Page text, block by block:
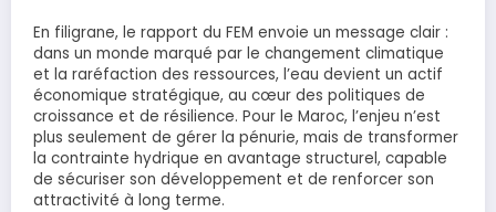
En filigrane, le rapport du FEM envoie un message clair :
dans un monde marqué par le changement climatique
et la raréfaction des ressources, l’eau devient un actif
économique stratégique, au cœur des politiques de
croissance et de résilience. Pour le Maroc, l’enjeu n’est
plus seulement de gérer la pénurie, mais de transformer
la contrainte hydrique en avantage structurel, capable
de sécuriser son développement et de renforcer son
attractivité à long terme.